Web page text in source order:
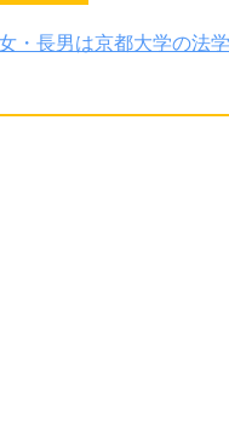
・長男は京都大学の法